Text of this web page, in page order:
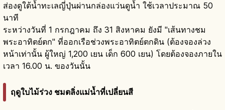
ส่องดูใต้น้ำทะเลญี่ปุ่นผ่านกล่องแว่นดูน้ำ ใช้เวลาประมาณ 50
นาที
ระหว่างวันที่ 1 กรกฎาคม ถึง 31 สิงหาคม ยังมี "เส้นทางชม
พระอาทิตย์ตก" ที่ออกเรือช่วงพระอาทิตย์ตกดิน (ต้องจองล่วง
หน้าเท่านั้น ผู้ใหญ่ 1,200 เยน เด็ก 600 เยน) โดยต้องจองภายใน
เวลา 16.00 น. ของวันนั้น
ฤดูใบไม้ร่วง ชมตลิ่งแม่น้ำที่เปลี่ยนสี